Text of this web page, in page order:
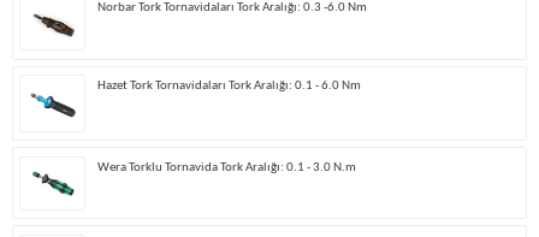
Norbar Tork Tornavidaları Tork Aralığı: 0.3 -6.0 Nm
Hazet Tork Tornavidaları Tork Aralığı: 0.1 - 6.0 Nm
Wera Torklu Tornavida Tork Aralığı: 0.1 - 3.0 N.m